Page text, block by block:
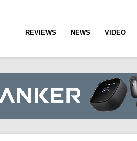
REVIEWS NEWS VIDEO